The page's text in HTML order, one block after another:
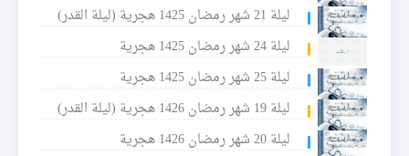
ليلة 21 شهر رمضان 1425 هجرية (ليلة القدر)
ليلة 24 شهر رمضان 1425 هجرية
ليلة 25 شهر رمضان 1425 هجرية
ليلة 19 شهر رمضان 1426 هجرية (ليلة القدر)
ليلة 20 شهر رمضان 1426 هجرية